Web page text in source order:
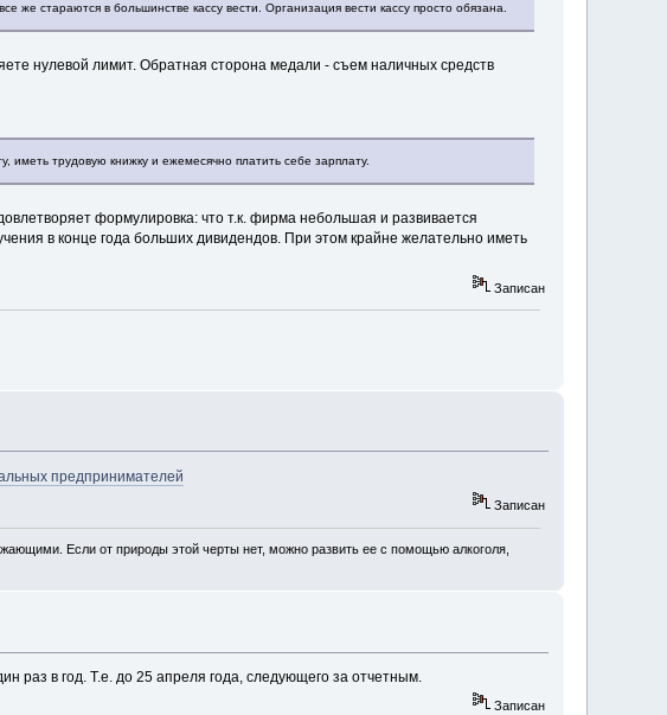
же стараются в большинстве кассу вести. Организация вести кассу просто обязана.
нулевой лимит. Обратная сторона медали - съем наличных средств
трудовую книжку и ежемесячно платить себе зарплату.
формулировка: что т.к. фирма небольшая и развивается
в конце года больших дивидендов. При этом крайне желательно иметь
Записан
предпринимателей
Записан
Если от природы этой черты нет, можно развить ее с помощью алкоголя,
раз в год. Т.е. до 25 апреля года, следующего за отчетным.
Записан